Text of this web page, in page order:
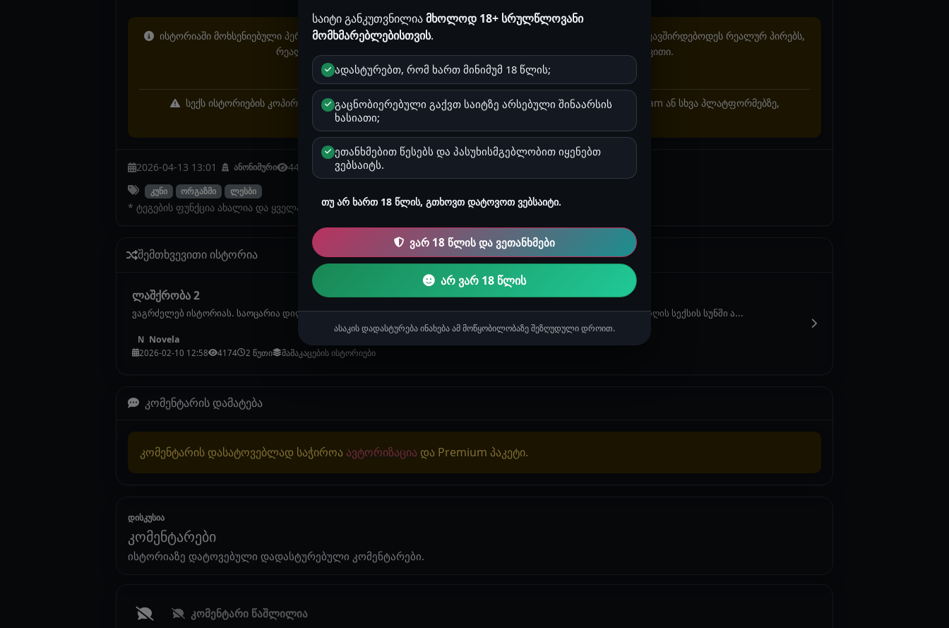
ისტორიაში მოხსენიებული პერსონაჟები, სახელები და ლოკაციები შესაძლოა იყოს გამოგონილი და არ უკავშირდებოდეს რეალურ პირებს,
რეალურ მოვლენებს ან რეალურ ფაქტებს. ნებისმიერი დამთხვევა არის შემთხვევითი.
ყურადღება! გაიგე, რატომ არის ეს მნიშვნელოვანი
სექს ისტორიების კოპირება ან საჯარო სივრცეში განთავსება, მაგალითად Facebook, TikTok, Instagram ან სხვა პლატფორმებზე,
2026-04-13 13:01 ანონიმური 4420 1 წუთი ლესბოსური ისტორიები
კუნი ორგაზმი ლესბი
* ტეგების ფუნქცია ახალია და ყველა ისტორიაზე ჯერ არ არის დამატებული.
შემთხვევითი ისტორია
ლაშქრობა 2
ვაგრძელებ ისტორიას. საოცარია დილით შენზე მოხხუტებულ შენ სასურველ ქალს რომ უყურებ... მის სურნელს წინა დღის სექსის სუნში ა...
N Novela
2026-02-10 12:58 4174 2 წუთი მამაკაცების ისტორიები
კომენტარის დამატება
კომენტარის დასატოვებლად საჭიროა ავტორიზაცია და Premium პაკეტი.
დისკუსია
კომენტარები
ისტორიაზე დატოვებული დადასტურებული კომენტარები.
კომენტარი წაშლილია
საიტი განკუთვნილიამხოლოდ 18+ სრულწლოვანი
მომხმარებლებისთვის.
ადასტურებთ, რომ ხართ მინიმუმ 18 წლის;
გაცნობიერებული გაქვთ საიტზე არსებული შინაარსის
ხასიათი;
ეთანხმებით წესებს და პასუხისმგებლობით იყენებთ
ვებსაიტს.
თუ არ ხართ 18 წლის, გთხოვთ დატოვოთ ვებსაიტი.
ვარ 18 წლის და ვეთანხმები
არ ვარ 18 წლის
ასაკის დადასტურება ინახება ამ მოწყობილობაზე შეზღუდული დროით.